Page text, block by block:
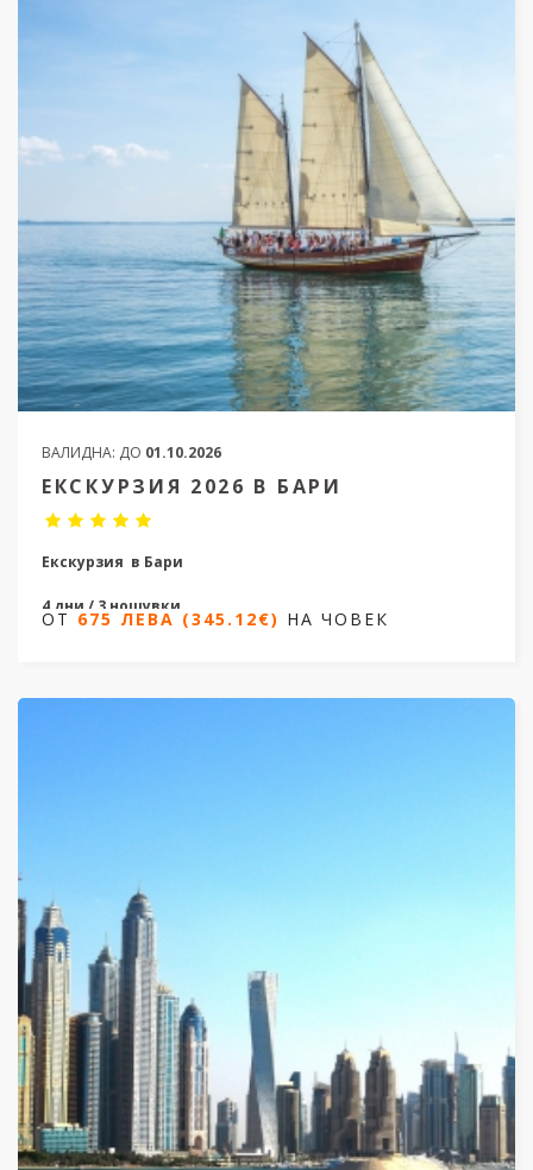
ВАЛИДНА: ДО 01.10.2026
ЕКСКУРЗИЯ 2026 В БАРИ
Екскурзия в Бари
4 дни / 3 нощувки
ОТ 675 ЛЕВА (345.12€) НА ЧОВЕК